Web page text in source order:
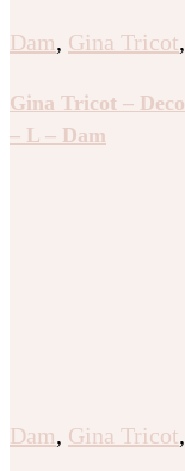
Dam, Gina Tricot,
Gina Tricot –
– L – Dam
Dam, Gina Tricot,